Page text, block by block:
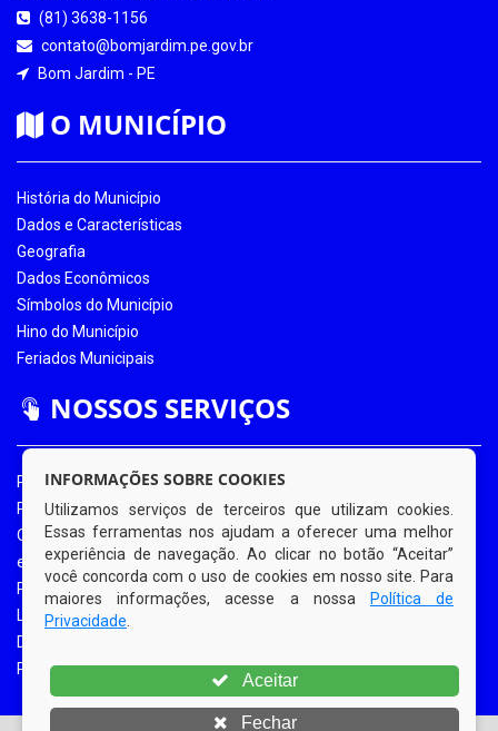
(81) 3638-1156
contato@bomjardim.pe.gov.br
Bom Jardim - PE
O MUNICÍPIO
História do Município
Dados e Características
Geografia
Dados Econômicos
Símbolos do Município
Hino do Município
Feriados Municipais
NOSSOS SERVIÇOS
Portal da Transparência
Portal da Transparência COVID-19
Ouvidoria Eletrônica
e-SIC
Processos de Licitação
Licitações em Andamento
Diário Oficial
Portal do Contribuinte
INFORMAÇÕES SOBRE COOKIES
Utilizamos serviços de terceiros que utilizam cookies.
Essas ferramentas nos ajudam a oferecer uma melhor
experiência de navegação. Ao clicar no botão “Aceitar”
você concorda com o uso de cookies em nosso site. Para
maiores informações, acesse a nossa
Política de
Privacidade
Aceitar
Fechar